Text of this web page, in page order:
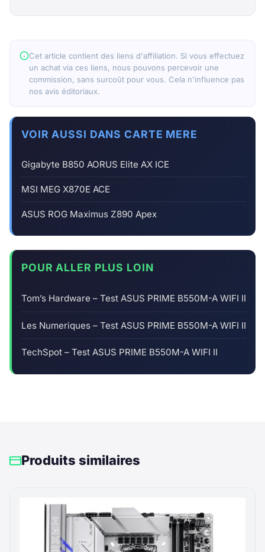
Cet article contient des liens d'affiliation. Si vous effectuez
un achat via ces liens, nous pouvons percevoir une
commission, sans surcoût pour vous. Cela n'influence pas
nos avis éditoriaux.
VOIR AUSSI DANS CARTE MERE
Gigabyte B850 AORUS Elite AX ICE
MSI MEG X870E ACE
ASUS ROG Maximus Z890 Apex
POUR ALLER PLUS LOIN
Tom’s Hardware – Test ASUS PRIME B550M-A WIFI II
Les Numeriques – Test ASUS PRIME B550M-A WIFI II
TechSpot – Test ASUS PRIME B550M-A WIFI II
Produits similaires